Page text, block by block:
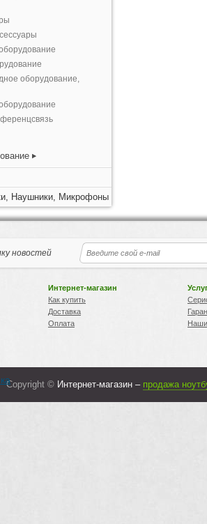
оборудование,
Наушники, Микрофоны
новостей
Интернет-магазин
Как купить
Доставка
Оплата
Copyright © Интернет-магазин – продажа